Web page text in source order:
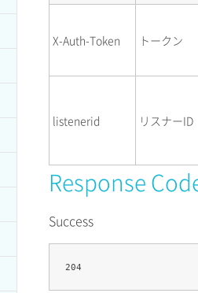
X-Auth-Token トークン
listenerid リスナーID
Response
Success